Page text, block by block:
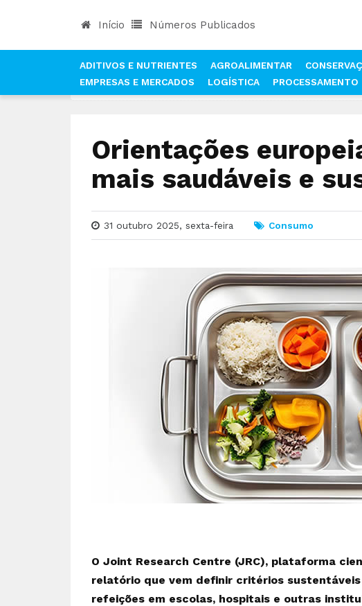
Início Números Publicados
ADITIVOS E NUTRIENTES AGROALIMENTAR
EMPRESAS E MERCADOS
LOGÍSTICA PROCESSAMENTO
ORIENTAÇÕES
Orientações
mais saudáveis e
31 outubro 2025, sexta-feira Consumo
O Joint Research Centre (JRC), plataforma
relatório que vem definir critérios
refeições em escolas, hospitais e outras